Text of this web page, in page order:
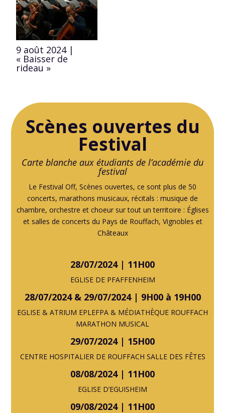
9 août 2024 |
« Baisser de
rideau »
Scènes ouvertes du
Festival
Carte blanche aux étudiants de l’académie du
festival
Le Festival Off, Scènes ouvertes, ce sont plus de 50
concerts, marathons musicaux, récitals : musique de
chambre, orchestre et choeur sur tout un territoire : Églises
et salles de concerts du Pays de Rouffach, Vignobles et
Châteaux
28/07/2024 | 11H00
EGLISE DE PFAFFENHEIM
28/07/2024 & 29/07/2024 | 9H00 à 19H00
EGLISE & ATRIUM EPLEFPA & MÉDIATHÈQUE ROUFFACH
MARATHON MUSICAL
29/07/2024 | 15H00
CENTRE HOSPITALIER DE ROUFFACH SALLE DES FÊTES
08/08/2024 | 11H00
EGLISE D’EGUISHEIM
09/08/2024 | 11H00